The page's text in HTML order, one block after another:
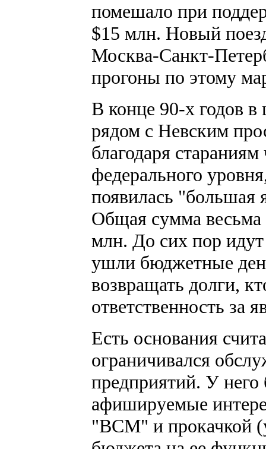
помешало при
$15 млн. Новый
Москва-Санкт-
прогоны по этому
В конце 90-х годов в
рядом с Невским
благодаря
федерального
появилась "большая
Общая сумма весьма
млн. До сих пор идут
ушли бюджетные
возвращать долги,
ответственность за
Есть основания
ограничивался
предприятий. У
афишируемые
"ВСМ" и прокачкой